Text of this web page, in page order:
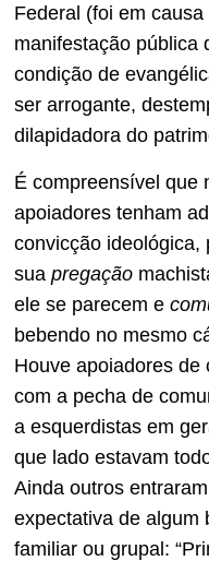
Federal (foi em causa
manifestação pública
condição de
ser arrogante,
dilapidadora do
É compreensível que
apoiadores tenham
convicção ideológica,
sua pregação
ele se parecem e
bebendo no mesmo
Houve apoiadores de
com a pecha de
a esquerdistas em
que lado estavam
Ainda outros
expectativa de algum
familiar ou grupal: